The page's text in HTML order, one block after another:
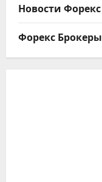
Новости Форекс
Форекс Брокеры